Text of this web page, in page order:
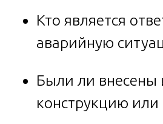
Кто является
аварийную
Были ли внесены
конструкцию или